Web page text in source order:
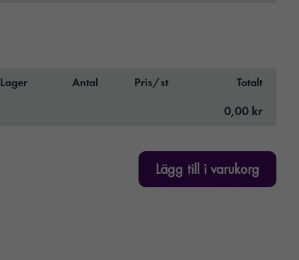
Lager Antal Pris/st Totalt
0,00 kr
Lägg till i varukorg